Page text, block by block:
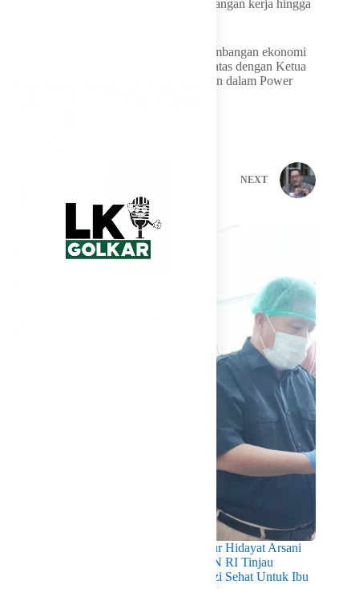
manufaktur, meningkatkan pembukaan lapangan kerja hingga
Seperti apa DPR RI melihat kondisi perkembangan ekonomi
RI? Selengkapnya simak dialog Shania Alatas dengan Ketua
Komisi XI DPR RI, Mukhamad Misbakhun dalam Power
NEXT
Related Posts
Pastikan Kualitas Gizi Terpenuhi, Gubernur Hidayat Arsani
Dampingi Mendukbangga/Kepala BKKBN RI Tinjau
Layanan Program MBG 3B Wujudkan Gizi Sehat Untuk Ibu